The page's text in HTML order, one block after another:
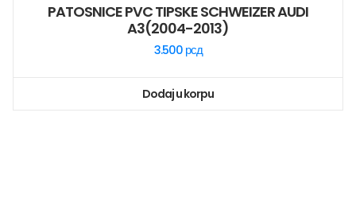
PATOSNICE PVC TIPSKE SCHWEIZER AUDI
A3(2004-2013)
3.500 рсд
Dodaj u korpu